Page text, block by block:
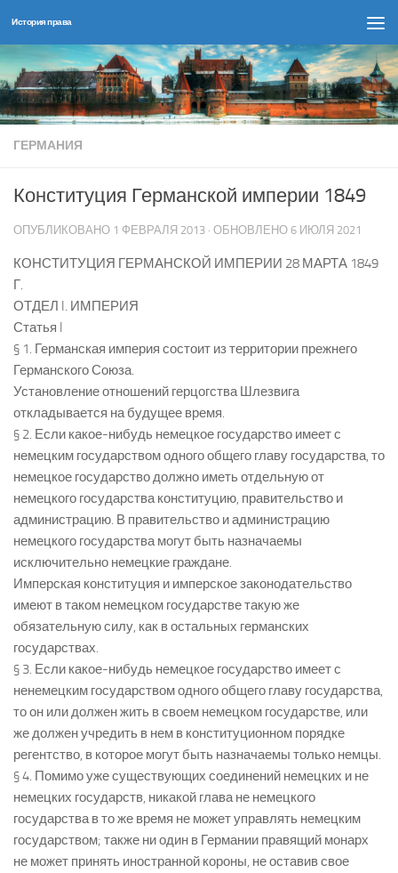
Перейти к содержимому
История права
ГЕРМАНИЯ
Конституция Германской империи 1849
ОПУБЛИКОВАНО 1 ФЕВРАЛЯ 2013 · ОБНОВЛЕНО 6 ИЮЛЯ 2021
КОНСТИТУЦИЯ ГЕРМАНСКОЙ ИМПЕРИИ 28 МАРТА 1849
Г.
ОТДЕЛ I. ИМПЕРИЯ
Статья I
§ 1. Германская империя состоит из территории прежнего
Германского Союза.
Установление отношений герцогства Шлезвига
откладывается на будущее время.
§ 2. Если какое-нибудь немецкое государство имеет с
немецким государством одного общего главу государства, то
немецкое государство должно иметь отдельную от
немецкого государства конституцию, правительство и
администрацию. В правительство и администрацию
немецкого государства могут быть назначаемы
исключительно немецкие граждане.
Имперская конституция и имперское законодательство
имеют в таком немецком государстве такую же
обязательную силу, как в остальных германских
государствах.
§ 3. Если какое-нибудь немецкое государство имеет с
ненемецким государством одного общего главу государства,
то он или должен жить в своем немецком государстве, или
же должен учредить в нем в конституционном порядке
регентство, в которое могут быть назначаемы только немцы.
§ 4. Помимо уже существующих соединений немецких и не
немецких государств, никакой глава не немецкого
государства в то же время не может управлять немецким
государством; также ни один в Германии правящий монарх
не может принять иностранной короны, не оставив свое